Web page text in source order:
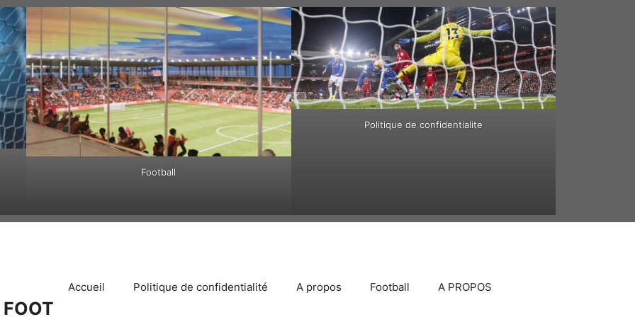
Football
Politique de confidentialite
Accueil Politique de confidentialité A propos Football A PROPOS